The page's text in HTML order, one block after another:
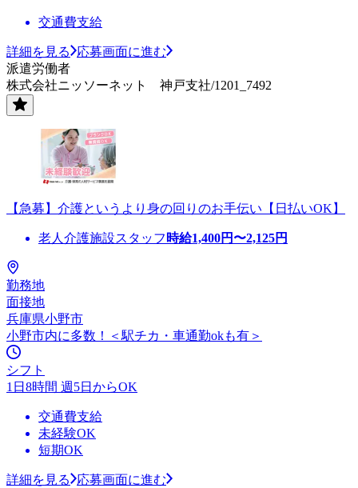
交通費支給
詳細を見る
応募画面に進む
派遣労働者
株式会社ニッソーネット 神戸支社/1201_7492
【急募】介護というより身の回りのお手伝い【日払いOK】
老人介護施設スタッフ 時給1,400円〜2,125円
勤務地
面接地
兵庫県小野市
小野市内に多数！＜駅チカ・車通勤okも有＞
シフト
1日8時間 週5日からOK
交通費支給
未経験OK
短期OK
詳細を見る
応募画面に進む